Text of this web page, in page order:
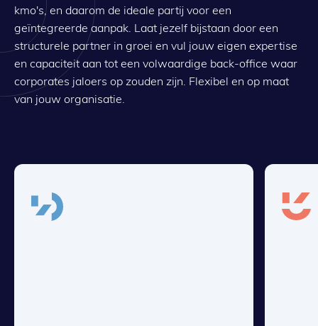
kmo's, en daarom de ideale partij voor een
geïntegreerde aanpak. Laat jezelf bijstaan door een
structurele partner in groei en vul jouw eigen expertise
en capaciteit aan tot een volwaardige back-office waar
corporates jaloers op zouden zijn. Flexibel en op maat
van jouw organisatie.